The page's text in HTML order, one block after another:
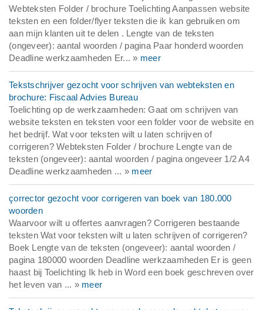
Webteksten Folder / brochure Toelichting Aanpassen website
teksten en een folder/flyer teksten die ik kan gebruiken om
aan mijn klanten uit te delen . Lengte van de teksten
(ongeveer): aantal woorden / pagina Paar honderd woorden
Deadline werkzaamheden Er... » meer
Tekstschrijver gezocht voor schrijven van webteksten en
brochure: Fiscaal Advies Bureau
Toelichting op de werkzaamheden: Gaat om schrijven van
website teksten en teksten voor een folder voor de website en
het bedrijf. Wat voor teksten wilt u laten schrijven of
corrigeren? Webteksten Folder / brochure Lengte van de
teksten (ongeveer): aantal woorden / pagina ongeveer 1/2 A4
Deadline werkzaamheden ... » meer
çorrector gezocht voor corrigeren van boek van 180.000
woorden
Waarvoor wilt u offertes aanvragen? Corrigeren bestaande
teksten Wat voor teksten wilt u laten schrijven of corrigeren?
Boek Lengte van de teksten (ongeveer): aantal woorden /
pagina 180000 woorden Deadline werkzaamheden Er is geen
haast bij Toelichting Ik heb in Word een boek geschreven over
het leven van ... » meer